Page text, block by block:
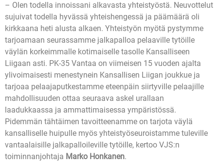
– Olen todella innoissani alkavasta yhteistyöstä. Neuvottelut
sujuivat todella hyvässä yhteishengessä ja päämäärä oli
kirkkaana heti alusta alkaen. Yhteistyön myötä pystymme
tarjoamaan seurassamme jalkapalloa pelaaville tytöille
väylän korkeimmalle kotimaiselle tasolle Kansalliseen
Liigaan asti. PK-35 Vantaa on viimeisen 15 vuoden ajalta
ylivoimaisesti menestynein Kansallisen Liigan joukkue ja
tarjoaa pelaajaputkestamme eteenpäin siirtyville pelaajille
mahdollisuuden ottaa seuraava askel urallaan
laadukkaassa ja ammattimaisessa ympäristössä.
Pidemmän tähtäimen tavoitteenamme on tarjota väylä
kansalliselle huipulle myös yhteistyöseuroistamme tuleville
vantaalaisille jalkapalloileville tytöille, kertoo VJS:n
toiminnanjohtaja Marko Honkanen.